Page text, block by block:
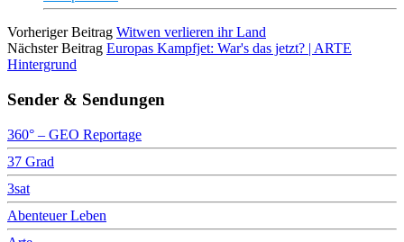
Vorheriger Beitrag Witwen verlieren ihr Land
Nächster Beitrag Europas Kampfjet: War's das jetzt? | ARTE
Hintergrund
Sender & Sendungen
360° – GEO Reportage
37 Grad
3sat
Abenteuer Leben